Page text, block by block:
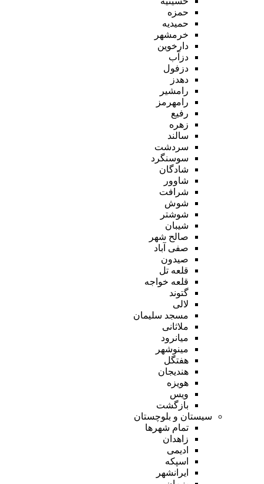
حمزه
حمیدیه
خرمشهر
دارخوین
دزآب
دزفول
دهدز
رامشیر
رامهرمز
رفیع
زهره
سالند
سردشت
سوسنگرد
شادگان
شاوور
شرافت
شوش
شوشتر
شیبان
صالح شهر
صفی آباد
صیدون
قلعه تل
قلعه خواجه
گتوند
لالی
مسجد سلیمان
ملاثانی
میانرود
مینوشهر
هفتگل
هندیجان
هویزه
ویس
بازگشت
سیستان و بلوچستان
تمام شهر‌ها
زاهدان
ادیمی
اسپکه
ایرانشهر